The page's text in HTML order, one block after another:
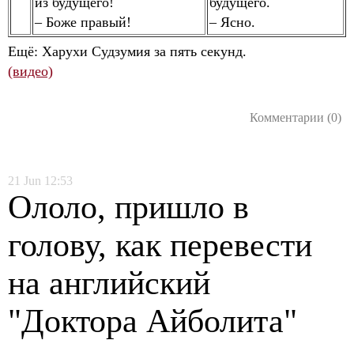
– Боже правый!
– Ясно.
Ещё: Харухи Судзумия за пять секунд.
(видео)
Комментарии (0)
21 Jun 12:53
Ололо, пришло в
голову, как перевести
на английский
"Доктора Айболита"